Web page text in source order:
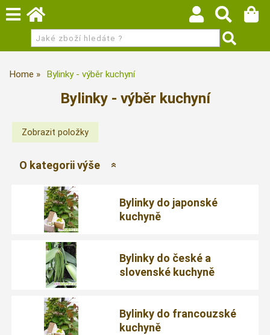
Home Bylinky - výběr kuchyní
Bylinky - výběr kuchyní
O kategorii výše
Bylinky do japonské
kuchyně
Bylinky do české a
slovenské kuchyně
Bylinky do francouzské
kuchyně